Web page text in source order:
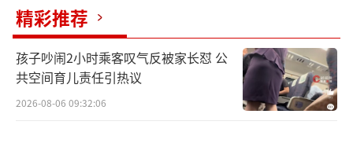
（责任编辑：zhangxiaohua）
精彩推荐
孩子吵闹2小时乘客叹气反被家长怼 公
共空间育儿责任引热议
2026-08-06 09:32:06